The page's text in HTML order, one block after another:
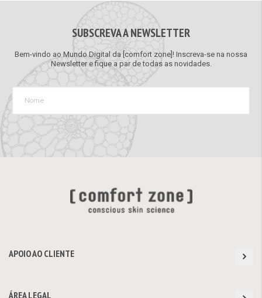
SUBSCREVA A NEWSLETTER
Bem-vindo ao Mundo Digital da [comfort zone]! Inscreva-se na nossa
Newsletter e fique a par de todas as novidades.
APOIO AO CLIENTE
ÁREA LEGAL